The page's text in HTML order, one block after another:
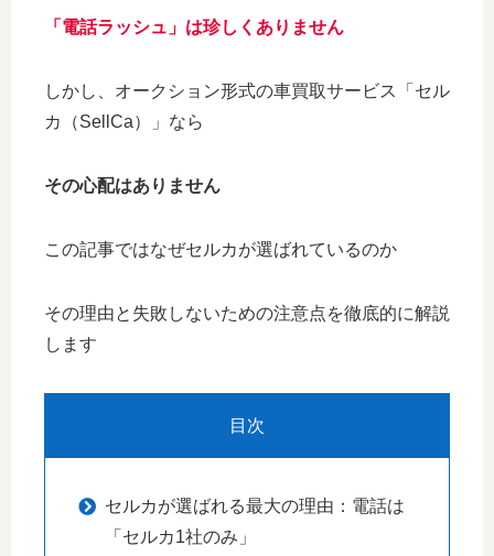
「電話ラッシュ」は珍しくありません
しかし、オークション形式の車買取サービス「セル
カ（SellCa）」なら
その心配はありません
この記事ではなぜセルカが選ばれているのか
その理由と失敗しないための注意点を徹底的に解説
します
目次
セルカが選ばれる最大の理由：電話は
「セルカ1社のみ」